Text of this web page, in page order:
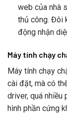
web của nhà
thủ công. Đôi
động nhận
Máy tính chạy
Máy tính chạy
cài đặt, mà có
driver, quá nhiều
hình phần cứng